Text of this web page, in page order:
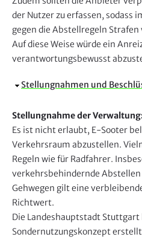
der Nutzer zu erfassen, sodass
gegen die Abstellregeln
Auf diese Weise würde ein
verantwortungsbewusst
A
s
b
l
e
n
d
e
n
Stellungnahmen und
Stellungnahme der
Es ist nicht erlaubt, E-Sooter
Verkehrsraum abzustellen.
Regeln wie für Radfahrer.
verkehrsbehindernde
Gehwegen gilt eine
Richtwert.
Die Landeshauptstadt Stuttgart
Sondernutzungskonzept